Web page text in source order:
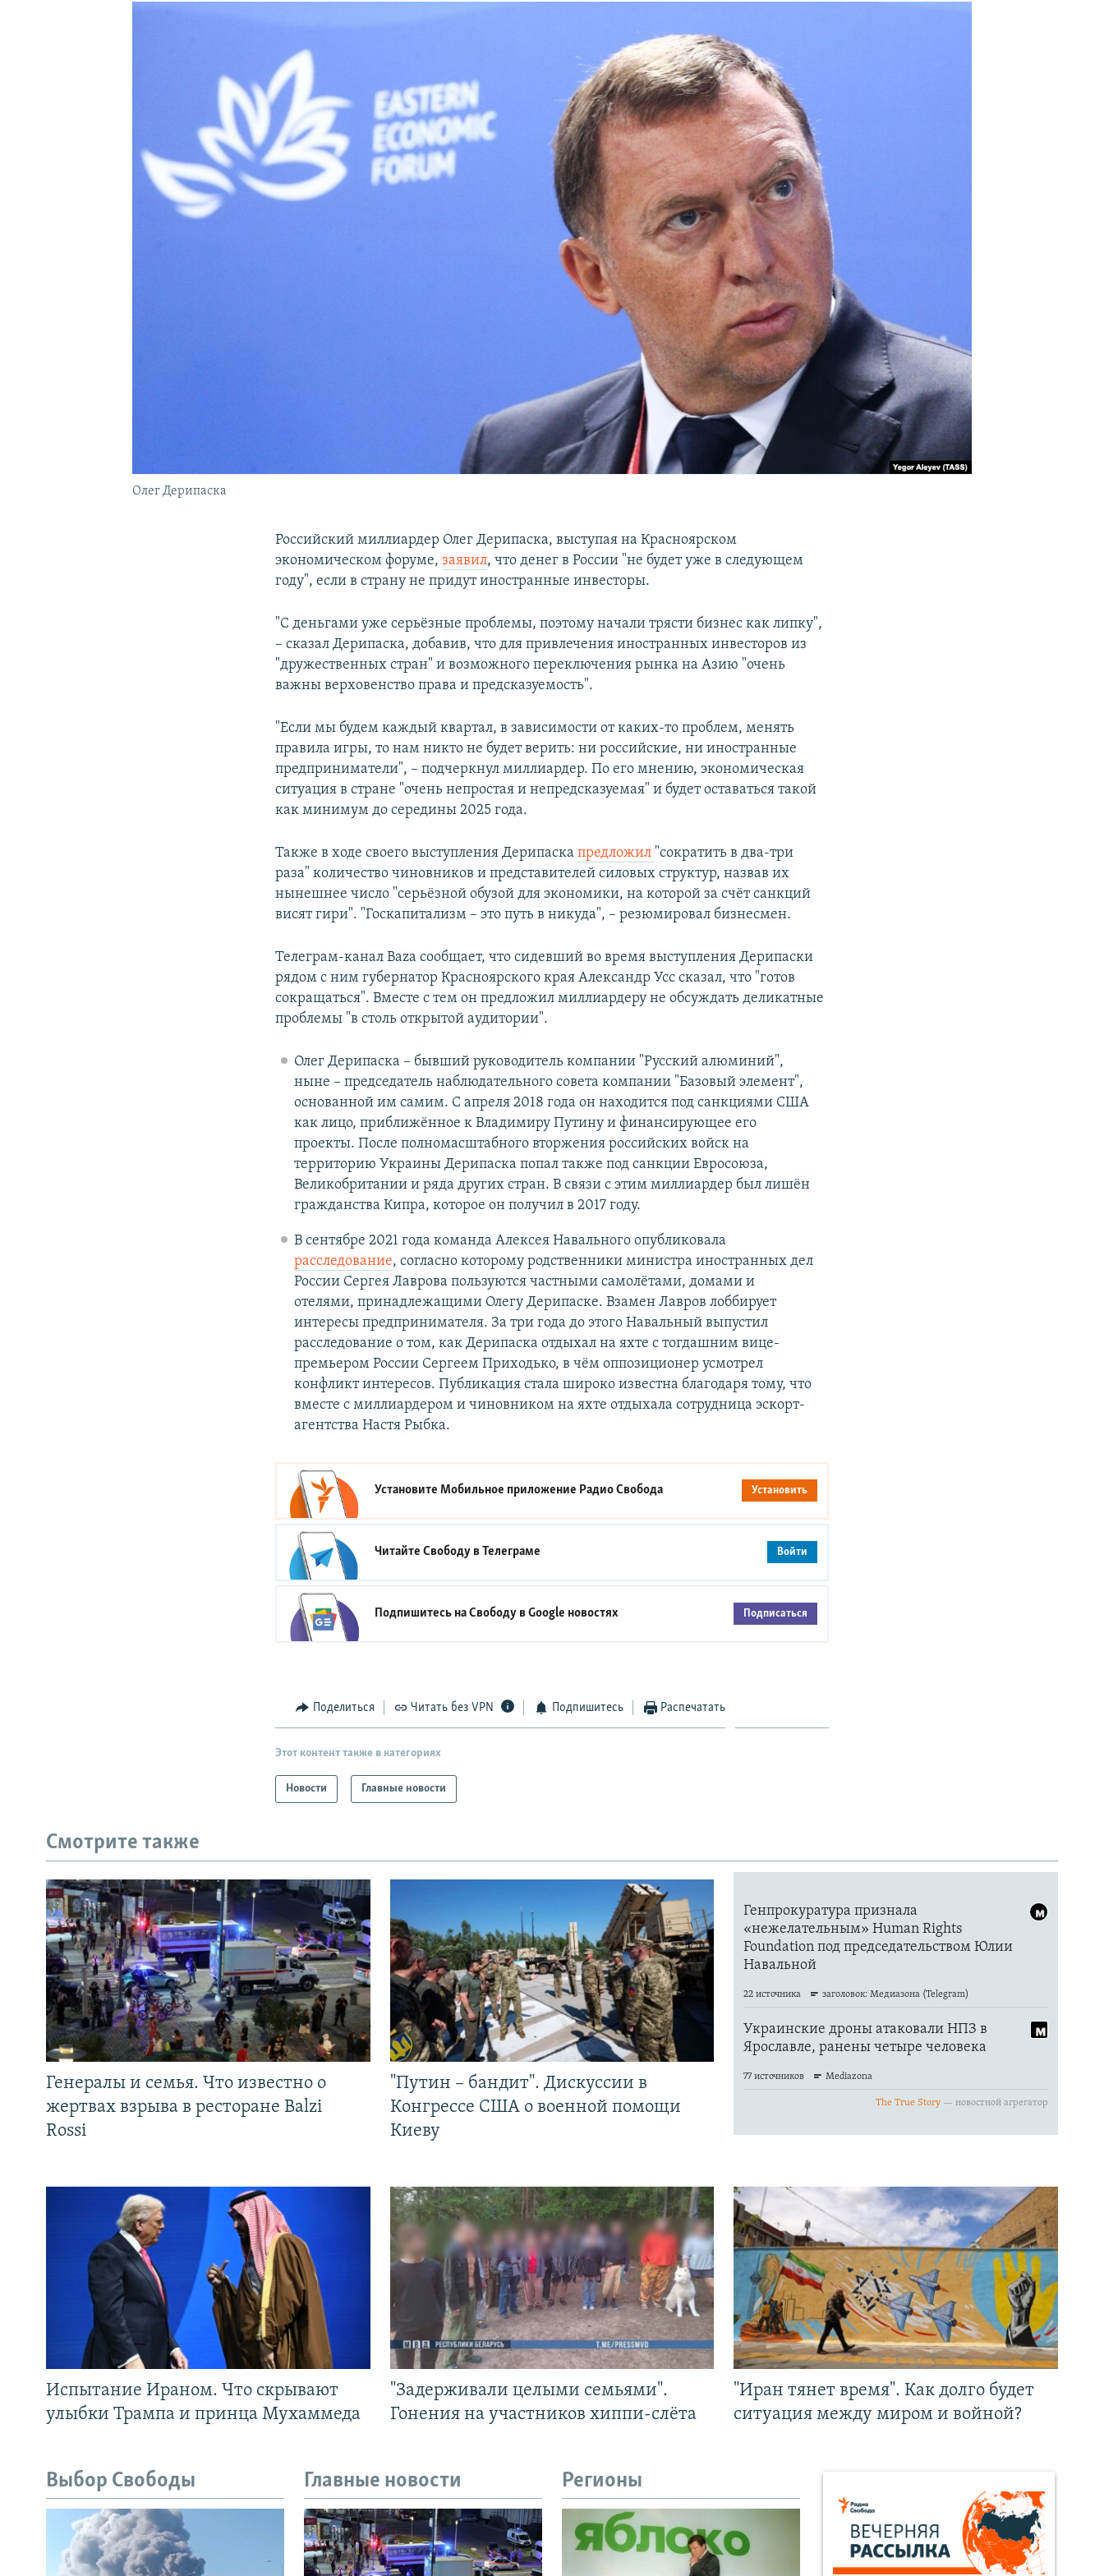
Олег Дерипаска
Российский миллиардер Олег Дерипаска, выступая на Красноярском
экономическом форуме,заявил, что денег в России "не будет уже в следующем
году", если в страну не придут иностранные инвесторы.
"С деньгами уже серьёзные проблемы, поэтому начали трясти бизнес как липку",
– сказал Дерипаска, добавив, что для привлечения иностранных инвесторов из
"дружественных стран" и возможного переключения рынка на Азию "очень
важны верховенство права и предсказуемость".
"Если мы будем каждый квартал, в зависимости от каких-то проблем, менять
правила игры, то нам никто не будет верить: ни российские, ни иностранные
предприниматели", – подчеркнул миллиардер. По его мнению, экономическая
ситуация в стране "очень непростая и непредсказуемая" и будет оставаться такой
как минимум до середины 2025 года.
Также в ходе своего выступления Дерипаскапредложил "сократить в два-три
раза" количество чиновников и представителей силовых структур, назвав их
нынешнее число "серьёзной обузой для экономики, на которой за счёт санкций
висят гири". "Госкапитализм – это путь в никуда", – резюмировал бизнесмен.
Телеграм-канал Baza сообщает, что сидевший во время выступления Дерипаски
рядом с ним губернатор Красноярского края Александр Усс сказал, что "готов
сокращаться". Вместе с тем он предложил миллиардеру не обсуждать деликатные
проблемы "в столь открытой аудитории".
Олег Дерипаска – бывший руководитель компании "Русский алюминий",
ныне – председатель наблюдательного совета компании "Базовый элемент",
основанной им самим. С апреля 2018 года он находится под санкциями США
как лицо, приближённое к Владимиру Путину и финансирующее его
проекты. После полномасштабного вторжения российских войск на
территорию Украины Дерипаска попал также под санкции Евросоюза,
Великобритании и ряда других стран. В связи с этим миллиардер был лишён
гражданства Кипра, которое он получил в 2017 году.
В сентябре 2021 года команда Алексея Навального опубликовала
расследование, согласно которому родственники министра иностранных дел
России Сергея Лаврова пользуются частными самолётами, домами и
отелями, принадлежащими Олегу Дерипаске. Взамен Лавров лоббирует
интересы предпринимателя. За три года до этого Навальный выпустил
расследование о том, как Дерипаска отдыхал на яхте с тогдашним вице-
премьером России Сергеем Приходько, в чём оппозиционер усмотрел
конфликт интересов. Публикация стала широко известна благодаря тому, что
вместе с миллиардером и чиновником на яхте отдыхала сотрудница эскорт-
агентства Настя Рыбка.
Установите Мобильное приложение Радио Свобода Установить
Читайте Свободу вТелеграме Войти
Подпишитесь на Свободу вGoogle новостях Подписаться
Поделиться Читать без VPN Подпишитесь Распечатать
Этот контент также в категориях
Новости Главные новости
Смотрите также
Генералы и семья. Что известно о
жертвах взрыва в ресторане Balzi
Rossi
"Путин – бандит". Дискуссии в
Конгрессе США о военной помощи
Киеву
Испытание Ираном. Что скрывают
улыбки Трампа и принца Мухаммеда
"Задерживали целыми семьями".
Гонения на участников хиппи-слёта
"Иран тянет время". Как долго будет
ситуация между миром и войной?
Выбор Свободы Главные новости Регионы